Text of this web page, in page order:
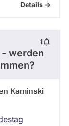
Details ->
1
werden
Kaminski